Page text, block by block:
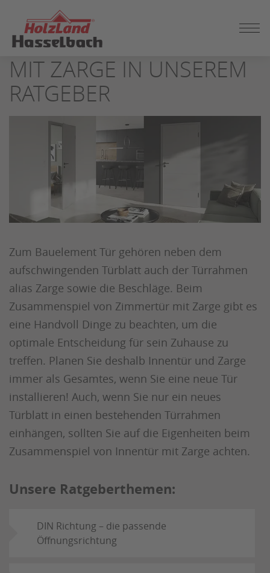
SEITENINHALT
SPRINGEN
INFOS ZUR ZIMMERTÜR
MIT ZARGE IN UNSEREM
RATGEBER
Zum Bauelement Tür gehören neben dem
aufschwingenden Türblatt auch der Türrahmen
alias Zarge sowie die Beschläge. Beim
Zusammenspiel von Zimmertür mit Zarge gibt es
eine Handvoll Dinge zu beachten, um die
optimale Entscheidung für sein Zuhause zu
treffen. Planen Sie deshalb Innentür und Zarge
immer als Gesamtes, wenn Sie eine neue Tür
installieren! Auch, wenn Sie nur ein neues
Türblatt in einen bestehenden Türrahmen
einhängen, sollten Sie auf die Eigenheiten beim
Zusammenspiel von Innentür mit Zarge achten.
Unsere Ratgeberthemen:
DIN Richtung – die passende
Öffnungsrichtung